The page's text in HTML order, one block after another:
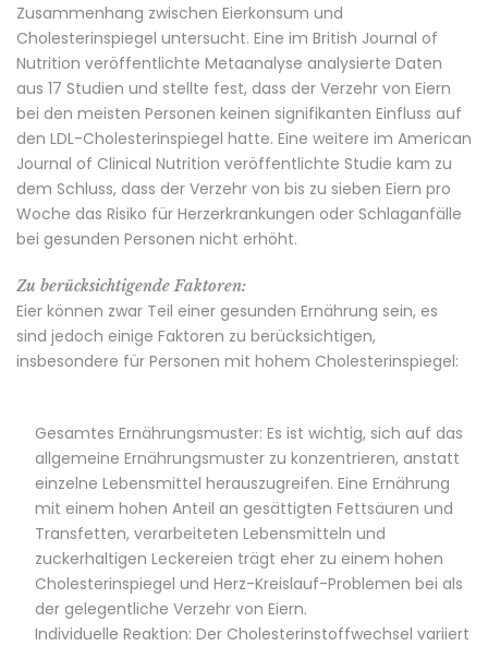
Zusammenhang zwischen Eierkonsum und
Cholesterinspiegel untersucht. Eine im British Journal of
Nutrition veröffentlichte Metaanalyse analysierte Daten
aus 17 Studien und stellte fest, dass der Verzehr von Eiern
bei den meisten Personen keinen signifikanten Einfluss auf
den LDL-Cholesterinspiegel hatte. Eine weitere im American
Journal of Clinical Nutrition veröffentlichte Studie kam zu
dem Schluss, dass der Verzehr von bis zu sieben Eiern pro
Woche das Risiko für Herzerkrankungen oder Schlaganfälle
bei gesunden Personen nicht erhöht.
Zu berücksichtigende Faktoren:
Eier können zwar Teil einer gesunden Ernährung sein, es
sind jedoch einige Faktoren zu berücksichtigen,
insbesondere für Personen mit hohem Cholesterinspiegel:
Gesamtes Ernährungsmuster: Es ist wichtig, sich auf das
allgemeine Ernährungsmuster zu konzentrieren, anstatt
einzelne Lebensmittel herauszugreifen. Eine Ernährung
mit einem hohen Anteil an gesättigten Fettsäuren und
Transfetten, verarbeiteten Lebensmitteln und
zuckerhaltigen Leckereien trägt eher zu einem hohen
Cholesterinspiegel und Herz-Kreislauf-Problemen bei als
der gelegentliche Verzehr von Eiern.
Individuelle Reaktion: Der Cholesterinstoffwechsel variiert